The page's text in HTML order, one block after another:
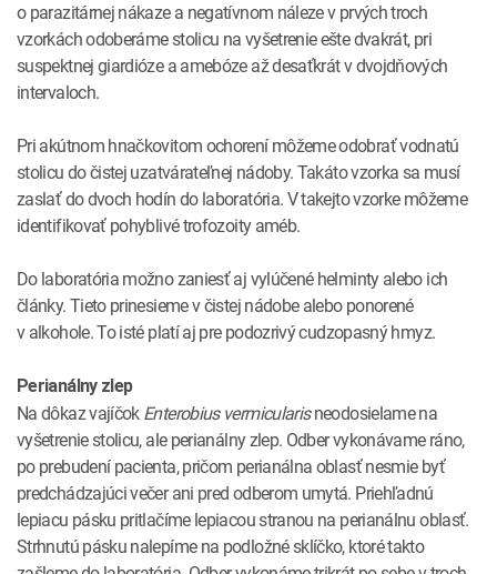
o parazitárnej nákaze a negatívnom náleze v prvých troch
vzorkách odoberáme stolicu na vyšetrenie ešte dvakrát, pri
suspektnej giardióze a amebóze až desaťkrát v dvojdňových
intervaloch.
Pri akútnom hnačkovitom ochorení môžeme odobrať vodnatú
stolicu do čistej uzatvárateľnej nádoby. Takáto vzorka sa musí
zaslať do dvoch hodín do laboratória. V takejto vzorke môžeme
identifikovať pohyblivé trofozoity améb.
Do laboratória možno zaniesť aj vylúčené helminty alebo ich
články. Tieto prinesieme v čistej nádobe alebo ponorené
v alkohole. To isté platí aj pre podozrivý cudzopasný hmyz.
Perianálny zlep
Na dôkaz vajíčokEnterobius vermicularisneodosielame na
vyšetrenie stolicu, ale perianálny zlep. Odber vykonávame ráno,
po prebudení pacienta, pričom perianálna oblasť nesmie byť
predchádzajúci večer ani pred odberom umytá. Priehľadnú
lepiacu pásku pritlačíme lepiacou stranou na perianálnu oblasť.
Strhnutú pásku nalepíme na podložné sklíčko, ktoré takto